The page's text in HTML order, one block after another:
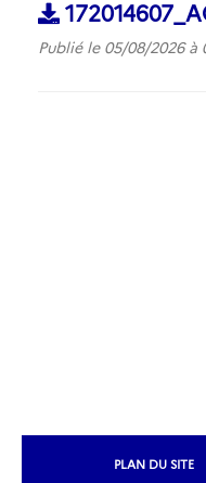
Publié le 05/08/2026 à
PLAN DU SITE